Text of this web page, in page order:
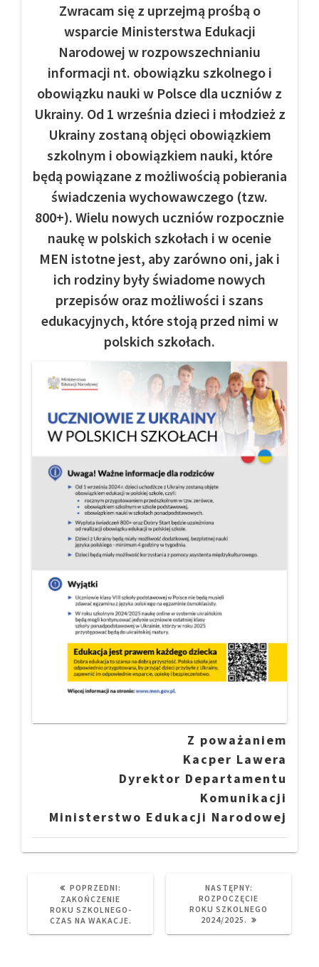
Zwracam się z uprzejmą prośbą o
wsparcie Ministerstwa Edukacji
Narodowej w rozpowszechnianiu
informacji nt. obowiązku szkolnego i
obowiązku nauki w Polsce dla uczniów z
Ukrainy. Od 1 września dzieci i młodzież z
Ukrainy zostaną objęci obowiązkiem
szkolnym i obowiązkiem nauki, które
będą powiązane z możliwością pobierania
świadczenia wychowawczego (tzw.
800+). Wielu nowych uczniów rozpocznie
naukę w polskich szkołach i w ocenie
MEN istotne jest, aby zarówno oni, jak i
ich rodziny były świadome nowych
przepisów oraz możliwości i szans
edukacyjnych, które stoją przed nimi w
polskich szkołach.
Z poważaniem
Kacper Lawera
Dyrektor Departamentu
Komunikacji
Ministerstwo Edukacji Narodowej
POPRZEDNI:
ZAKOŃCZENIE
ROKU SZKOLNEGO-
CZAS NA WAKACJE.
NASTĘPNY:
POST:
ROZPOCZĘCIE
ROKU SZKOLNEGO
2024/2025.